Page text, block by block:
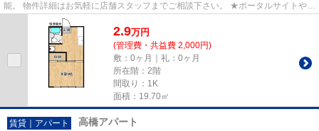
能。 物件詳細はお気軽に店舗スタッフまでご相談下さい。 ★ポータルサイトや他
社サイトで気になる物件がござい...
2.9万円
(管理費・共益費 2,000円)
敷：0ヶ月｜礼：0ヶ月
所在階：2階
間取り：1K
面積：19.70㎡
賃貸｜アパート 高橋アパート